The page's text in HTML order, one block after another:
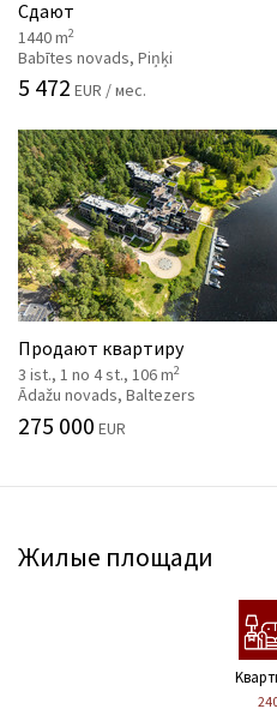
Сдают
1440 m2
Babītes novads, Piņķi
5 472 EUR / мес.
Продают квартиру
3 ist., 1 no 4 st., 106 m2
Ādažu novads, Baltezers
275 000 EUR
Жилые площади